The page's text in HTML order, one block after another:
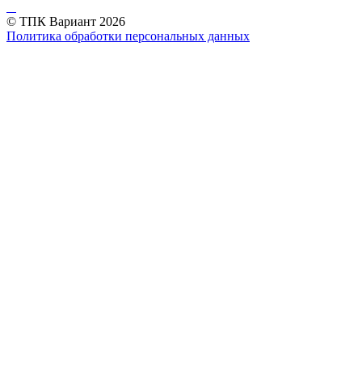
© ТПК Вариант 2026
Политика обработки персональных данных